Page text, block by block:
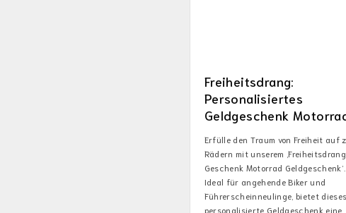
Freiheitsdrang:
Personalisiertes
Geldgeschenk
Erfülle den Traum von Freiheit auf
Rädern mit unserem
Geschenk Motorrad Geldgeschenk‘.
Ideal für angehende Biker und
Führerscheinneulinge, bietet dieses
personalisierte Geldgeschenk eine